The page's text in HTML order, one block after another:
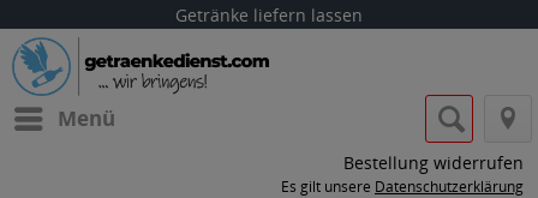
Getränke liefern lassen
Menü
Bestellung widerrufen
Es gilt unsere Datenschutzerklärung